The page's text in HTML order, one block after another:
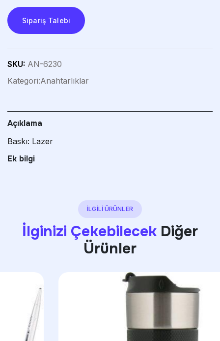
Sipariş Talebi
SKU: AN-6230
Kategori:Anahtarlıklar
Açıklama
Baskı: Lazer
Ek bilgi
İLGİLİ ÜRÜNLER
İlginizi Çekebilecek Diğer
Ürünler